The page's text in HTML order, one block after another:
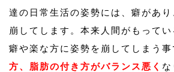
達の日常生活の姿勢には、癖があ
崩してします。本来人間がもってい
癖や楽な方に姿勢を崩してしまう事
方、脂肪の付き方がバランス悪く な